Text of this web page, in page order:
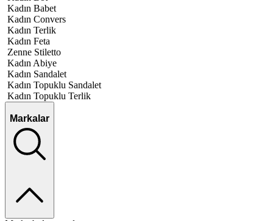
Kadın Babet
Kadın Convers
Kadın Terlik
Kadın Feta
Zenne Stiletto
Kadın Abiye
Kadın Sandalet
Kadın Topuklu Sandalet
Kadın Topuklu Terlik
Markalar